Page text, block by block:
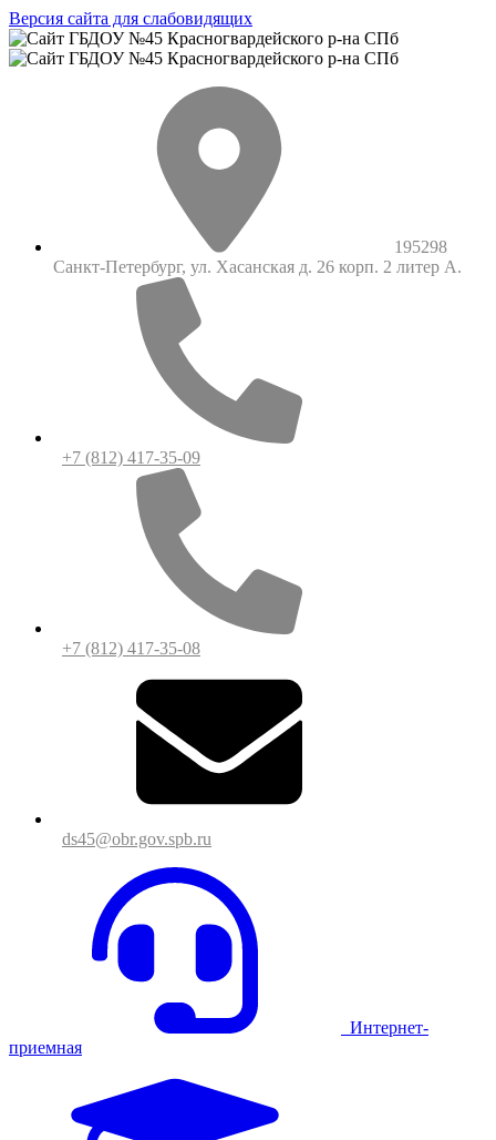
Версия сайта для слабовидящих
195298
Санкт-Петербург, ул. Хасанская д. 26 корп. 2 литер А.
+7 (812) 417-35-09
+7 (812) 417-35-08
ds45@obr.gov.spb.ru
Интернет-
приемная